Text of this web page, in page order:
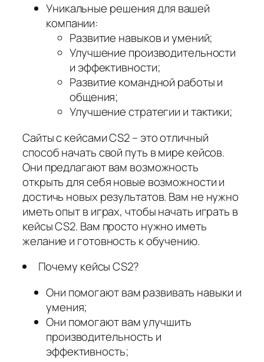
Уникальные решения для вашей
компании:
Развитие навыков и умений;
Улучшение производительности
и эффективности;
Развитие командной работы и
общения;
Улучшение стратегии и тактики;
Сайты с кейсами CS2 – это отличный
способ начать свой путь в мире кейсов.
Они предлагают вам возможность
открыть для себя новые возможности и
достичь новых результатов. Вам не нужно
иметь опыт в играх, чтобы начать играть в
кейсы CS2. Вам просто нужно иметь
желание и готовность к обучению.
Почему кейсы CS2?
Они помогают вам развивать навыки и
умения;
Они помогают вам улучшить
производительность и
эффективность;